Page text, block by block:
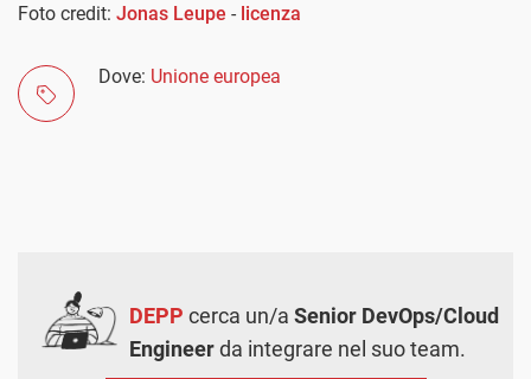
Foto credit: Jonas Leupe - licenza
Dove: Unione europea
DEPP cerca un/a Senior DevOps/Cloud
Engineerda integrare nel suo team.